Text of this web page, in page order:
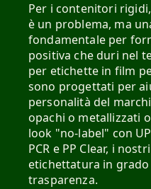
Per i contenitori
è un problema, ma
fondamentale per
positiva che duri nel
per etichette in film
sono progettati per
personalità del
opachi o metallizzati
look "no-label" con
PCR e PP Clear, i
etichettatura in
trasparenza.